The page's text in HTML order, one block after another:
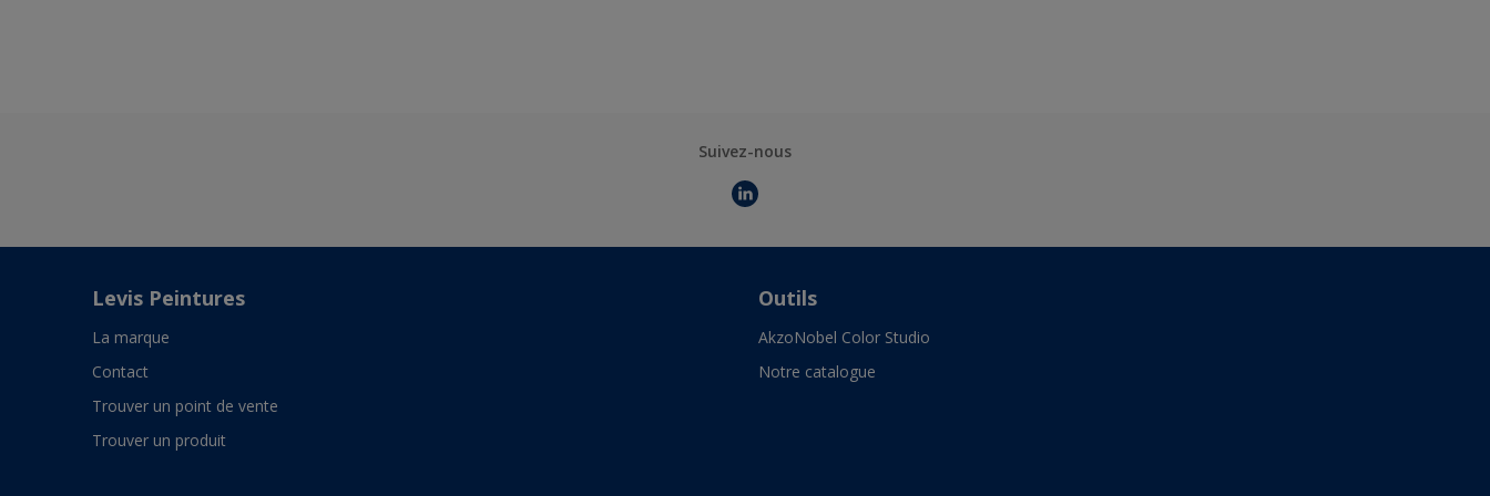
Suivez-nous
Levis Peintures
La marque
Contact
Trouver un point de vente
Trouver un produit
Outils
AkzoNobel Color Studio
Notre catalogue